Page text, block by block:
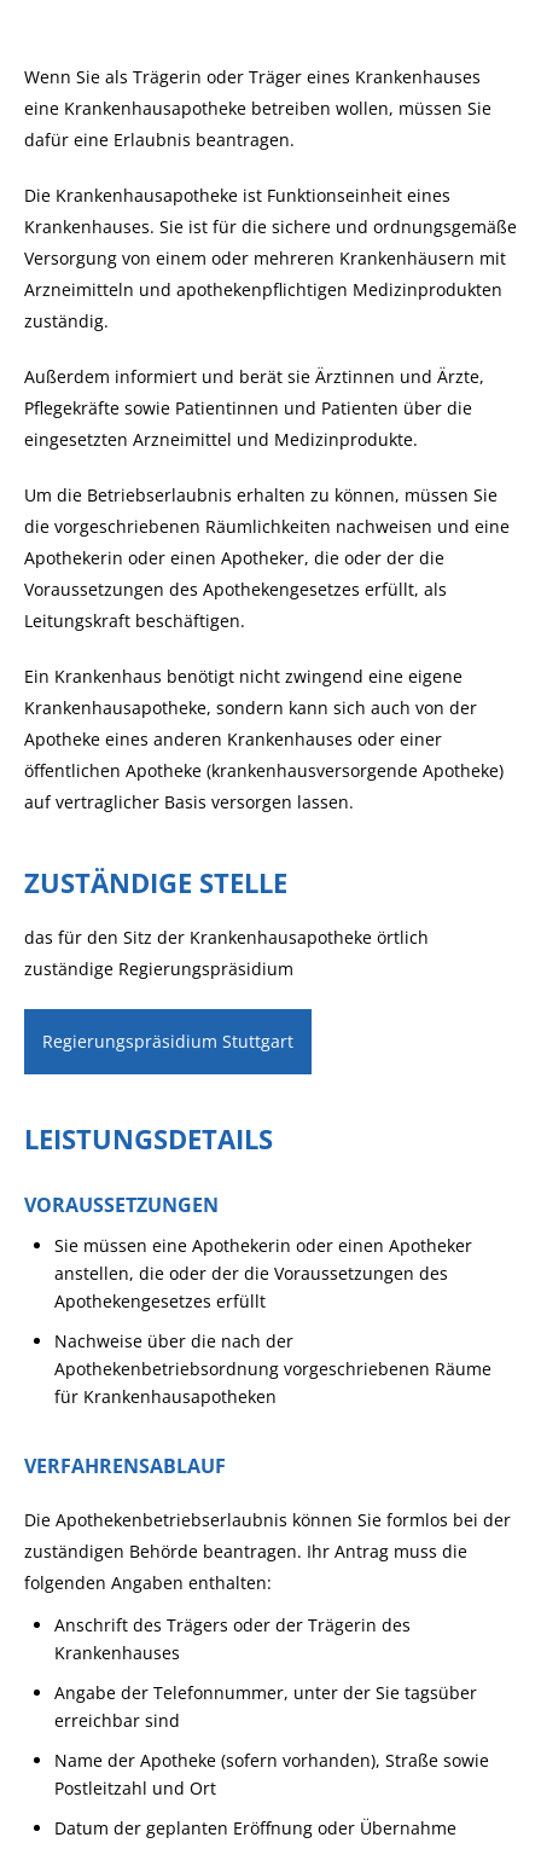
Wenn Sie als Trägerin oder Träger eines Krankenhauses
eine Krankenhausapotheke betreiben wollen, müssen Sie
dafür eine Erlaubnis beantragen.
Die Krankenhausapotheke ist Funktionseinheit eines
Krankenhauses. Sie ist für die sichere und ordnungsgemäße
Versorgung von einem oder mehreren Krankenhäusern mit
Arzneimitteln und apothekenpflichtigen Medizinprodukten
zuständig.
Außerdem informiert und berät sie Ärztinnen und Ärzte,
Pflegekräfte sowie Patientinnen und Patienten über die
eingesetzten Arzneimittel und Medizinprodukte.
Um die Betriebserlaubnis erhalten zu können, müssen Sie
die vorgeschriebenen Räumlichkeiten nachweisen und eine
Apothekerin oder einen Apotheker, die oder der die
Voraussetzungen des Apothekengesetzes erfüllt, als
Leitungskraft beschäftigen.
Ein Krankenhaus benötigt nicht zwingend eine eigene
Krankenhausapotheke, sondern kann sich auch von der
Apotheke eines anderen Krankenhauses oder einer
öffentlichen Apotheke (krankenhausversorgende Apotheke)
auf vertraglicher Basis versorgen lassen.
ZUSTÄNDIGE STELLE
das für den Sitz der Krankenhausapotheke örtlich
zuständige Regierungspräsidium
Regierungspräsidium Stuttgart
LEISTUNGSDETAILS
VORAUSSETZUNGEN
Sie müssen eine Apothekerin oder einen Apotheker
anstellen, die oder der die Voraussetzungen des
Apothekengesetzes erfüllt
Nachweise über die nach der
Apothekenbetriebsordnung vorgeschriebenen Räume
für Krankenhausapotheken
VERFAHRENSABLAUF
Die Apothekenbetriebserlaubnis können Sie formlos bei der
zuständigen Behörde beantragen. Ihr Antrag muss die
folgenden Angaben enthalten:
Anschrift des Trägers oder der Trägerin des
Krankenhauses
Angabe der Telefonnummer, unter der Sie tagsüber
erreichbar sind
Name der Apotheke (sofern vorhanden), Straße sowie
Postleitzahl und Ort
Datum der geplanten Eröffnung oder Übernahme